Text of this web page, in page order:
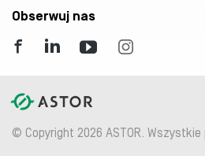
Obserwuj nas
© Copyright 2026 ASTOR.